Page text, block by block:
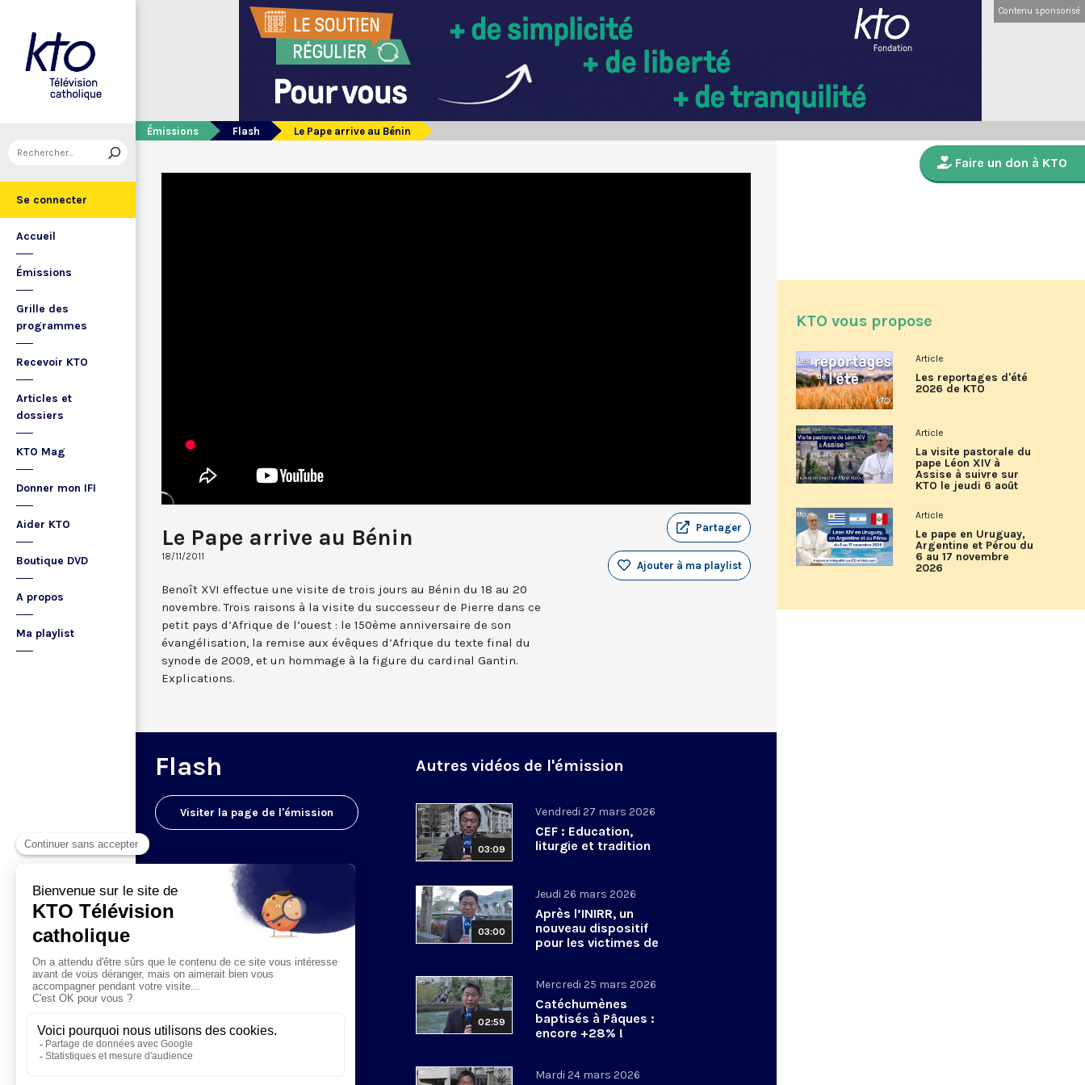
Se connecter
Accueil
Émissions
Grille des
programmes
Recevoir KTO
Articles et
dossiers
KTO Mag
Donner mon IFI
Aider KTO
Boutique DVD
A propos
Ma playlist
Contenu sponsorisé
Émissions Flash Le Pape arrive au Bénin
Le Pape arrive au Bénin
18/11/2011
Partager
Ajouter à ma playlist
Benoît XVI effectue une visite de trois jours au Bénin du 18 au 20
novembre. Trois raisons à la visite du successeur de Pierre dans ce
petit pays d’Afrique de l’ouest : le 150ème anniversaire de son
évangélisation, la remise aux évêques d’Afrique du texte final du
synode de 2009, et un hommage à la figure du cardinal Gantin.
Explications.
Flash
Visiter la page de l'émission
Autres vidéos de l'émission
03:09
Vendredi 27 mars 2026
CEF : Education,
liturgie et tradition
03:00
Jeudi 26 mars 2026
Après l’INIRR, un
nouveau dispositif
pour les victimes de
02:59
Mercredi 25 mars 2026
Catéchumènes
baptisés à Pâques :
encore +28% !
Mardi 24 mars 2026
Faire un don à KTO
KTO vous propose
Article
Les reportages d'été
2026 de KTO
Article
La visite pastorale du
pape Léon XIV à
Assise à suivre sur
KTO le jeudi 6 août
Article
Le pape en Uruguay,
Argentine et Pérou du
6 au 17 novembre
2026